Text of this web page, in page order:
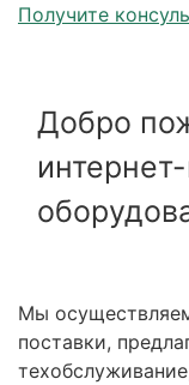
Получите
Добро
Мы
поставки,